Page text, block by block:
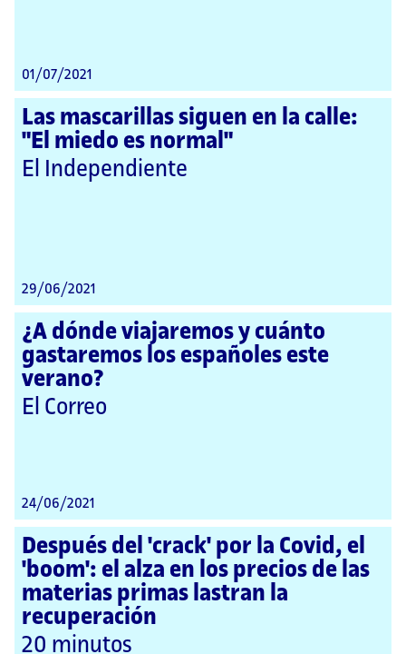
01/07/2021
Las mascarillas siguen en la calle:
"El miedo es normal"
El Independiente
29/06/2021
¿A dónde viajaremos y cuánto
gastaremos los españoles este
verano?
El Correo
24/06/2021
Después del 'crack' por la Covid, el
'boom': el alza en los precios de las
materias primas lastran la
recuperación
20 minutos